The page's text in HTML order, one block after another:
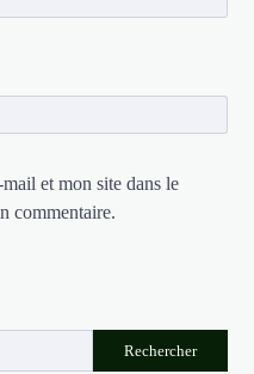
et mon site dans le
commentaire.
Rechercher